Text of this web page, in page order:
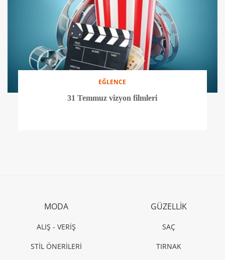
EĞLENCE
31 Temmuz vizyon filmleri
MODA
ALIŞ - VERİŞ
STİL ÖNERİLERİ
GÜZELLİK
SAÇ
TIRNAK